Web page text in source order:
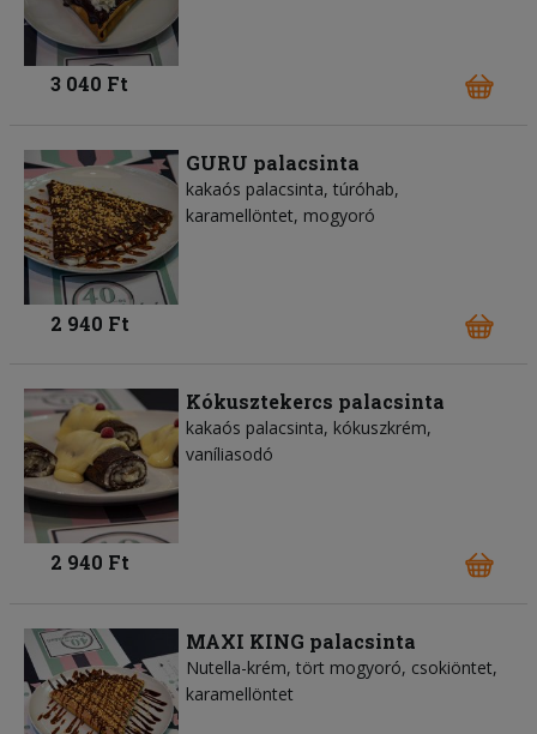
3 040 Ft
GURU palacsinta
kakaós palacsinta, túróhab,
karamellöntet, mogyoró
2 940 Ft
Kókusztekercs palacsinta
kakaós palacsinta, kókuszkrém,
vaníliasodó
2 940 Ft
MAXI KING palacsinta
Nutella-krém, tört mogyoró, csokiöntet,
karamellöntet